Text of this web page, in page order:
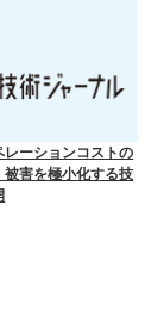
ーションコストの
被害を極小化する技